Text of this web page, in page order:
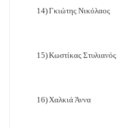
14)Γκιώτης Νικόλαος
15)Κωστίκας Στυλιανός
16)Χαλκιά Άννα